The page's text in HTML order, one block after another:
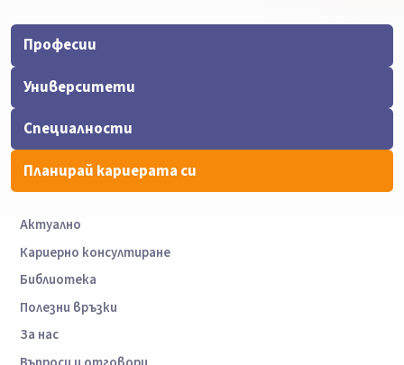
Професии
Университети
Специалности
Планирай кариерата си
Актуално
Кариерно консултиране
Библиотека
Полезни връзки
За нас